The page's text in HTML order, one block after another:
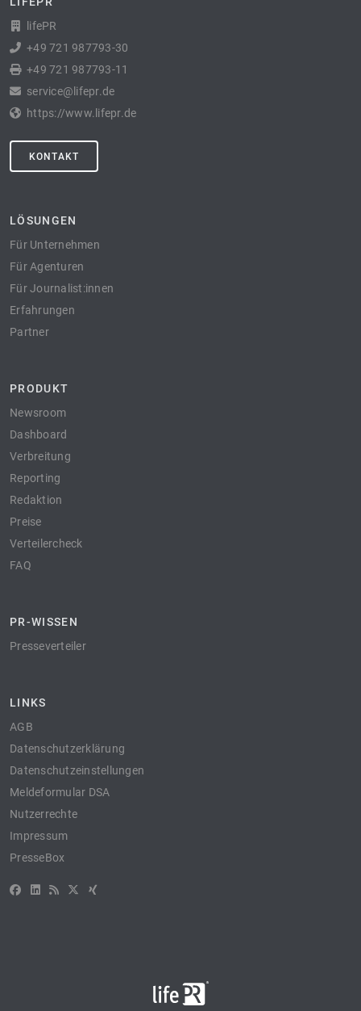
lifePR
+49 721 987793-30
+49 721 987793-11
service@lifepr.de
https://www.lifepr.de
KONTAKT
LÖSUNGEN
Für Unternehmen
Für Agenturen
Für Journalist:innen
Erfahrungen
Partner
PRODUKT
Newsroom
Dashboard
Verbreitung
Reporting
Redaktion
Preise
Verteilercheck
FAQ
PR-WISSEN
Presseverteiler
LINKS
AGB
Datenschutzerklärung
Datenschutzeinstellungen
Meldeformular DSA
Nutzerrechte
Impressum
PresseBox